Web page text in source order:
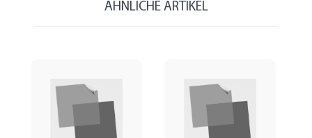
ÄHNLICHE ARTIKEL